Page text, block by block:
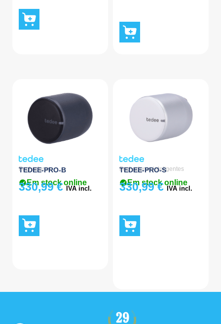
Fechaduras
TEDEE-PRO-B
Em stock online
330,99€ IVA incl.
Fechaduras inteligentes
TEDEE-PRO-S
Em stock online
330,99€ IVA incl.